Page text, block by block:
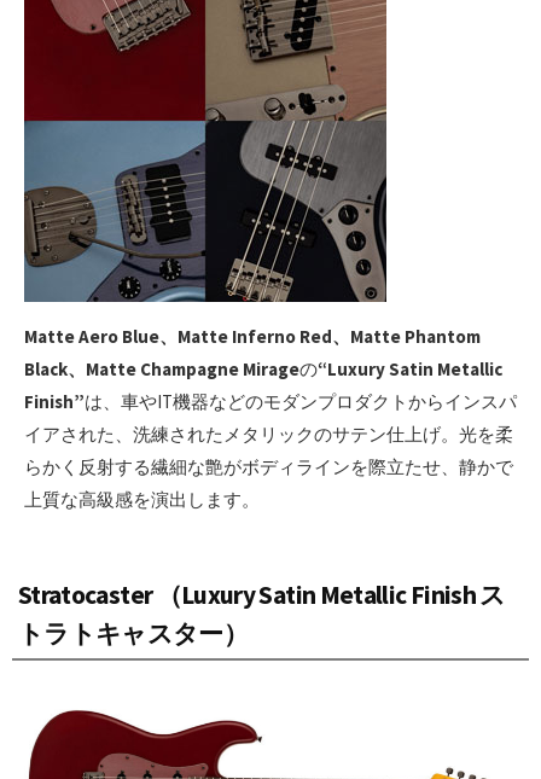
Matte Aero Blue、Matte Inferno Red、Matte Phantom
Black、Matte Champagne Mirageの“Luxury Satin Metallic
Finish”は、車やIT機器などのモダンプロダクトからインスパ
イアされた、洗練されたメタリックのサテン仕上げ。光を柔
らかく反射する繊細な艶がボディラインを際立たせ、静かで
上質な高級感を演出します。
Stratocaster （Luxury Satin Metallic Finish ス
トラトキャスター）